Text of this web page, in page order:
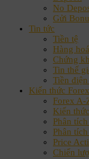
No
Gửi
Tin tức
Tiền tệ
Hàng hoá
Chứng
Tin thế
Tiền
Kiến thức Forex
Forex A-
Kiến
Phân
Phân
Price
Chiến